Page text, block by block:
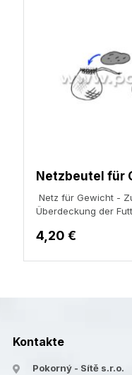
Netzbeutel für
Netz für Gewicht -
Überdeckung der
4,20 €
Kontakte
Pokorný - Sítě s.r.o.